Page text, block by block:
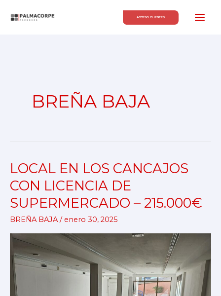
ACCESO CLIENTES
BREÑA BAJA
LOCAL EN LOS CANCAJOS
CON LICENCIA DE
SUPERMERCADO – 215.000€
BREÑA BAJA/ enero 30, 2025
LOCAL
EN
LOS
CANCAJOS
CON
LICENCIA
SUPERMERCADO
215.000€